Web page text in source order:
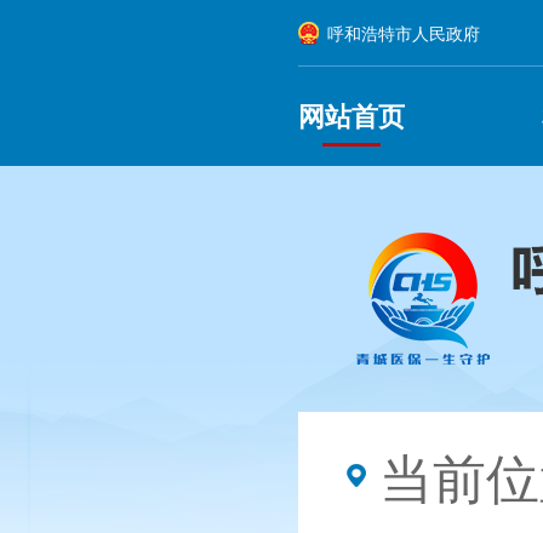
呼和浩特市人民政府
网站首页
当前